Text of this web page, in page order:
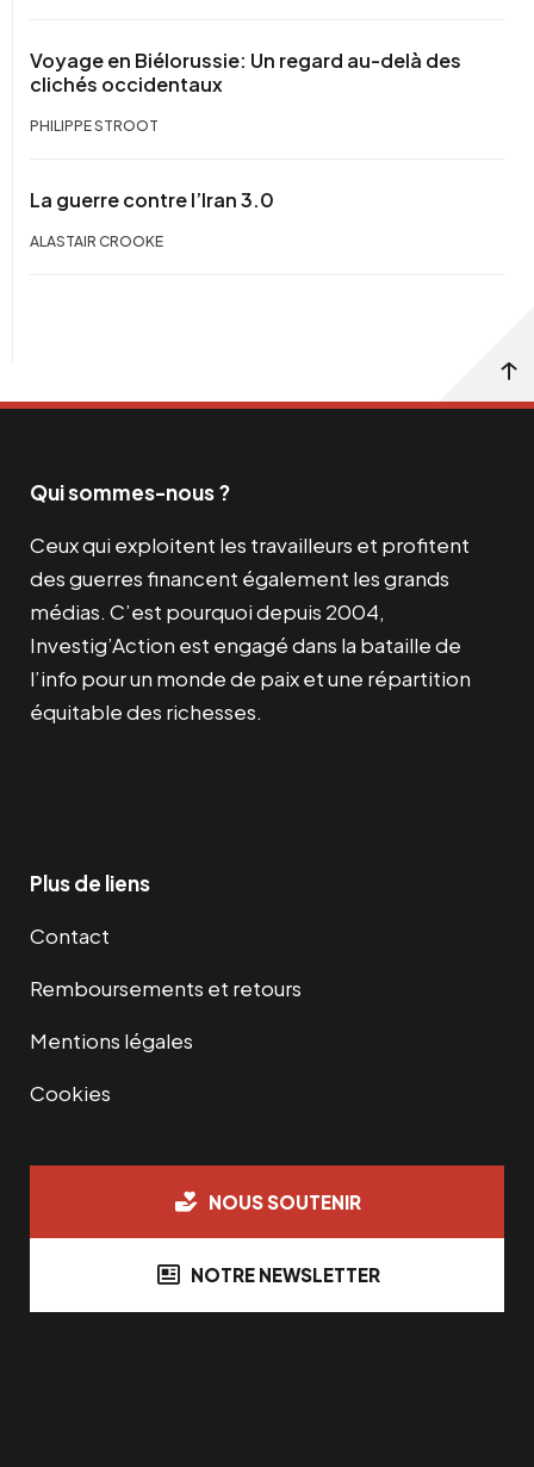
Voyage en Biélorussie: Un regard au-delà des
clichés occidentaux
PHILIPPE STROOT
La guerre contre l’Iran 3.0
ALASTAIR CROOKE
Qui sommes-nous ?
Ceux qui exploitent les travailleurs et profitent
des guerres financent également les grands
médias. C’est pourquoi depuis 2004,
Investig’Action est engagé dans la bataille de
l’info pour un monde de paix et une répartition
équitable des richesses.
Plus de liens
Contact
Remboursements et retours
Mentions légales
Cookies
NOUS SOUTENIR
NOTRE NEWSLETTER